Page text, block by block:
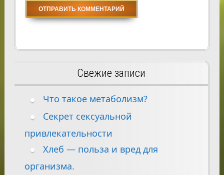
Свежие записи
Что такое метаболизм?
Секрет сексуальной
привлекательности
Хлеб — польза и вред для
организма.